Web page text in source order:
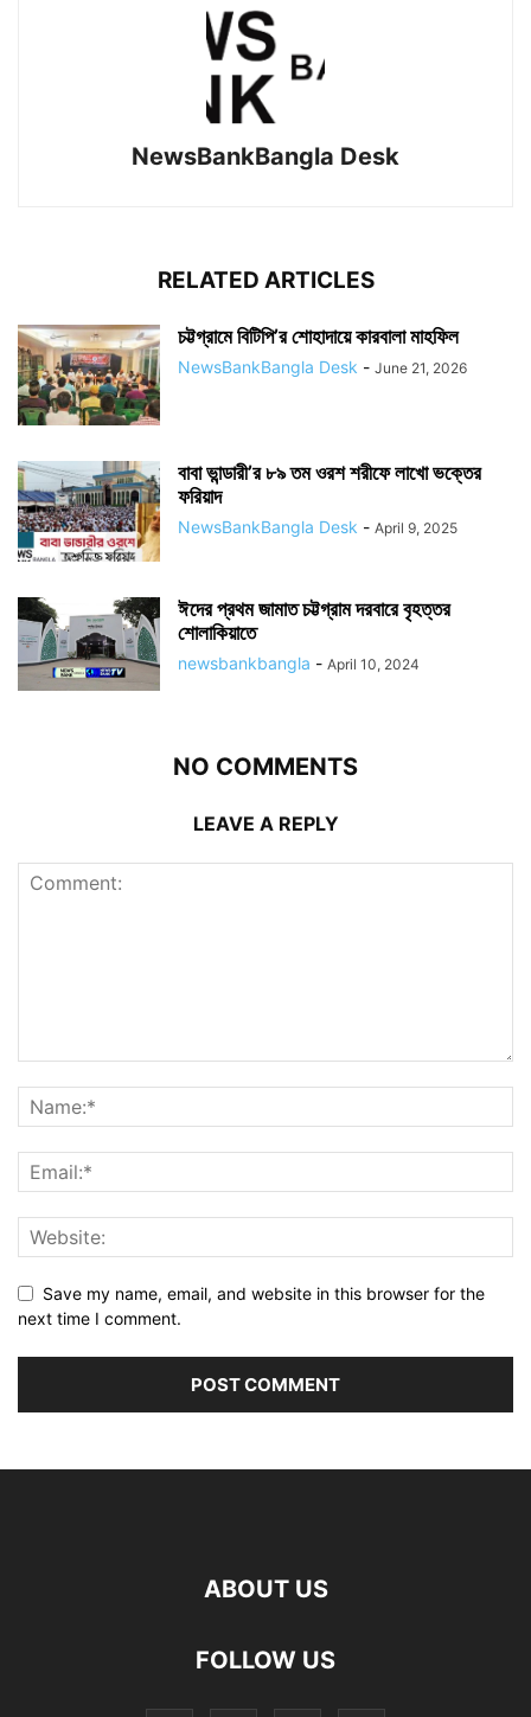
NewsBankBangla Desk
RELATED ARTICLES
চট্টগ্রামে বিটিপি’র শোহাদায়ে কারবালা মাহফিল
NewsBankBangla Desk - June 21, 2026
বাবা ভান্ডারী’র ৮৯ তম ওরশ শরীফে লাখো ভক্তের
ফরিয়াদ
NewsBankBangla Desk - April 9, 2025
ঈদের প্রথম জামাত চট্টগ্রাম দরবারে বৃহত্তর
শোলাকিয়াতে
newsbankbangla - April 10, 2024
NO COMMENTS
LEAVE A REPLY
Save my name, email, and website in this browser for the
next time I comment.
ABOUT US
FOLLOW US